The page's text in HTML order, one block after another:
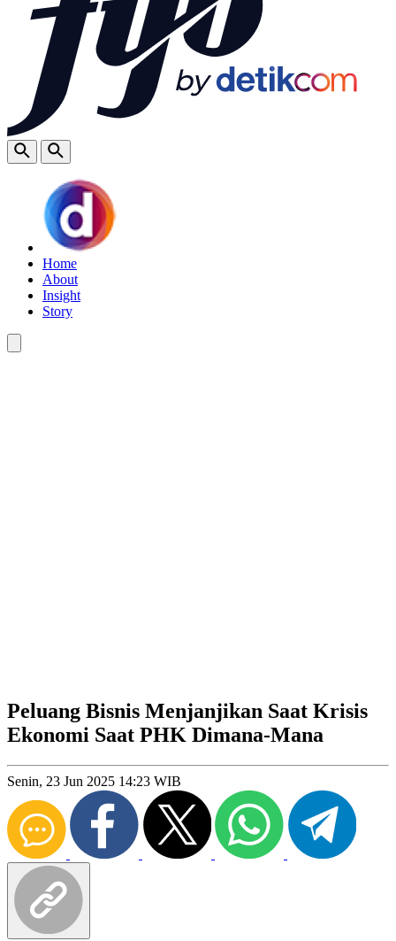
Home
About
Insight
Story
Peluang Bisnis Menjanjikan Saat Krisis
Ekonomi Saat PHK Dimana-Mana
Senin, 23 Jun 2025 14:23 WIB